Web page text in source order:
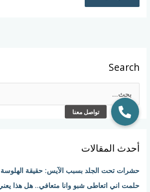
Search
ل
ب
ث
ن
:
أحدث المقالات
حشرات تحت الجلد بسبب الآيس: حقيقة الهلوسة
حلمت اني اتعاطى شبو وانا متعافي.. هل هذا